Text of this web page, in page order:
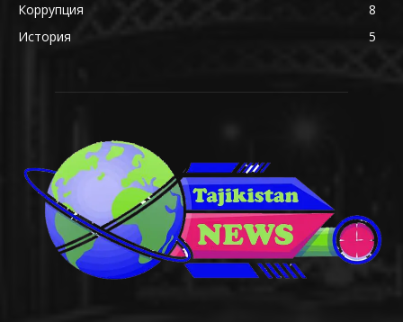
Коррупция
8
История
5